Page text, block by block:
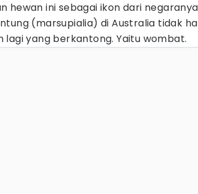
hewan ini sebagai ikon dari
(marsupialia) di Australia tidak
lagi yang berkantong. Yaitu wombat.